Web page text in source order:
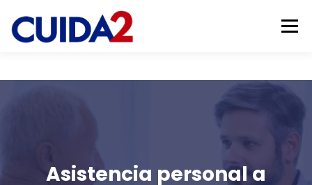
contenido
Menú
INICIO NUESTROS SERVICIOS EMPLEO
Asistencia personal a